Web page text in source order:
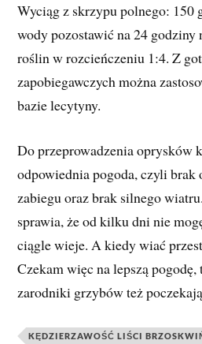
Wyciąg z skrzypu polnego: 150
wody pozostawić na 24 godziny
roślin w rozcieńczeniu 1:4. Z
zapobiegawczych można
bazie lecytyny.
Do przeprowadzenia oprysków
odpowiednia pogoda, czyli
zabiegu oraz brak silnego
sprawia, że od kilku dni nie
ciągle wieje. A kiedy wiać
Czekam więc na lepszą
zarodniki grzybów też
KĘDZIERZAWOŚĆ LIŚCI